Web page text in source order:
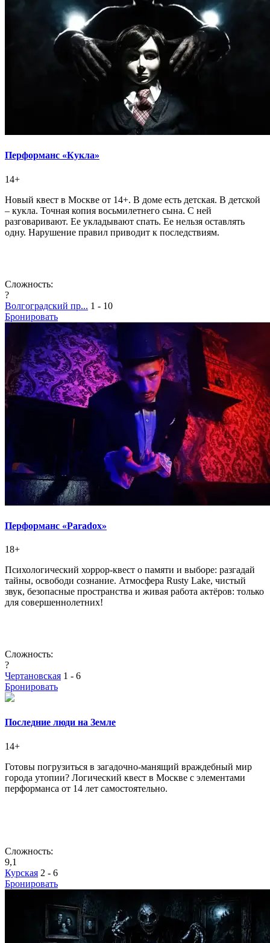
Перформанс «Кукла»
14+
Новый квест в Москве от 14+. В доме есть детская. В детской
– кукла. Точная копия восьмилетнего сына. С ней
разговаривают. Ее укладывают спать. Ее нельзя оставлять
одну. Нарушение правил приводит к последствиям.
Сложность:
?
Волгоградский пр... 1 - 10
Бронировать
Перформанс «Paradox»
18+
Психологический хоррор‑квест о памяти и выборе: разгадай
тайны, освободи сознание. Атмосфера Rusty Lake, чистый
звук, безопасные пространства и живая работа актёров: только
для совершеннолетних!
Сложность:
?
Чертановская 1 - 6
Бронировать
Последние люди на Земле
14+
Готовы погрузиться в загадочно-манящий враждебный мир
города утопии? Логический квест в Москве с элементами
перформанса от 14 лет самостоятельно.
Сложность:
9,1
Курская 2 - 6
Бронировать